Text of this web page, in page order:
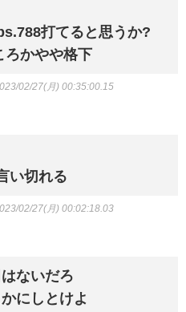
打てると思うか?
ろかやや格下
02/27(月) 00:35:00.15
い切れる
02/27(月) 00:02:18.03
ないだろ
にしとけよ